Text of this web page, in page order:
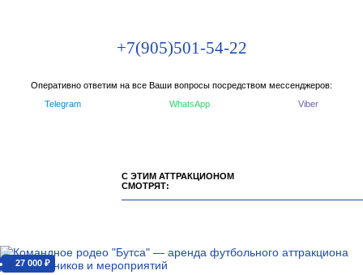
+7(905)501-54-22
Оперативно ответим на все Ваши вопросы посредством мессенджеров:
Telegram
WhatsApp Viber
С ЭТИМ АТТРАКЦИОНОМ
СМОТРЯТ:
от 27 000 ₽